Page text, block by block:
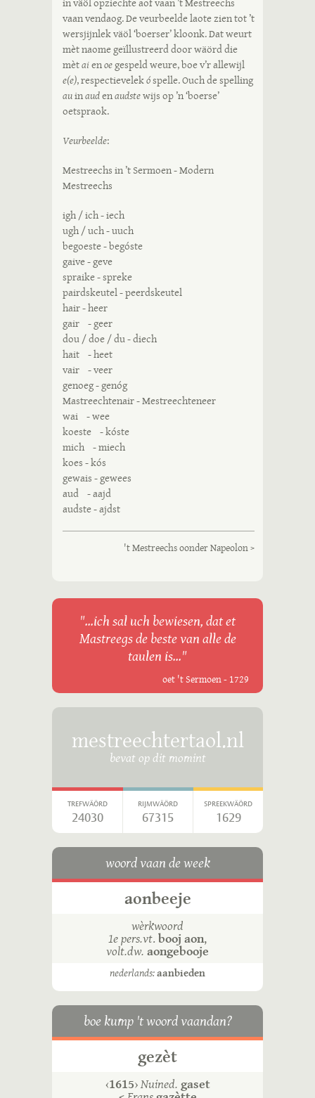
vaan vendaog. De veurbeelde laote zien tot ’t
wersjijnlek väöl ‘boerser’ kloonk. Dat weurt
mèt naome geïllustreerd door wäörd die
mètaienoegespeld weure, boe v’r allewijl
e(e), respectievelekóspelle. Ouch de spelling
auinaudenaudstewijs op ’n ‘boerse’
oetspraok.
Veurbeelde:
Mestreechs in ’t Sermoen - Modern
Mestreechs
igh / ich - iech
ugh / uch - uuch
begoeste - begóste
gaive - geve
spraike - spreke
pairdskeutel - peerdskeutel
hair - heer
gair - geer
dou / doe / du - diech
hait - heet
vair - veer
genoeg - genóg
Mastreechtenair - Mestreechteneer
wai - wee
koeste - kóste
mich - miech
koes - kós
gewais - gewees
aud - aajd
audste - ajdst
't Mestreechs oonder Napeolon >
"...ich sal uch bewiesen, dat et
Mastreegs de beste van alle de
taulen is..."
oet 't Sermoen - 1729
mestreechtertaol.nl
bevat op dit momint
TREFWÄÖRD
24030
RIJMWÄÖRD
67315
SPREEKWÄÖRD
1629
woord vaan de week
aonbeeje
wèrkwoord
1e pers.vt.booj aon,
volt.dw.aongebooje
nederlands:aanbieden
boe kump 't woord vaandan?
gezèt
‹1615›Nuined.gaset